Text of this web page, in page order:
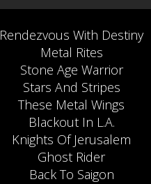
Rendezvous With Destiny
Metal Rites
Stone Age Warrior
Stars And Stripes
These Metal Wings
Blackout In L.A.
Knights Of Jerusalem
Ghost Rider
Back To Saigon